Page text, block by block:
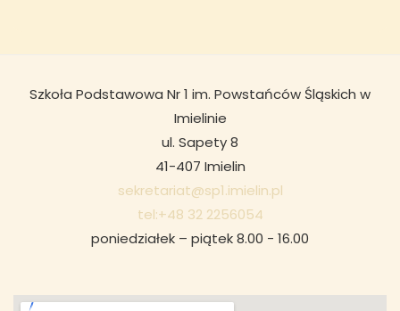
Szkoła Podstawowa Nr 1 im. Powstańców Śląskich w
Imielinie
ul. Sapety 8
41-407 Imielin
sekretariat@sp1.imielin.pl
tel:+48 32 2256054
poniedziałek – piątek 8.00 - 16.00